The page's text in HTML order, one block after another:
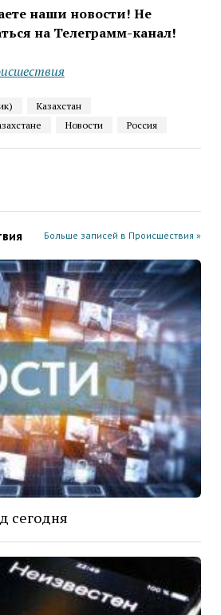
наши новости! Не
на Телеграмм-канал!
Казахстан
Новости Россия
Больше записей в Проиcшествия »
сегодня